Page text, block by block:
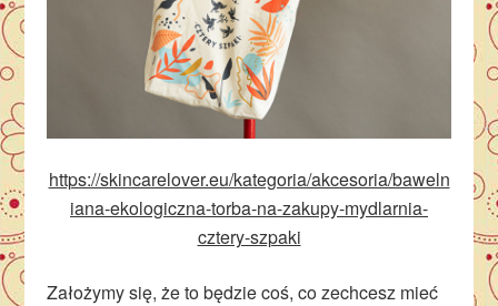
https://skincarelover.eu/kategoria/akcesoria/baweln
iana-ekologiczna-torba-na-zakupy-mydlarnia-
cztery-szpaki
Założymy się, że to będzie coś, co zechcesz mieć